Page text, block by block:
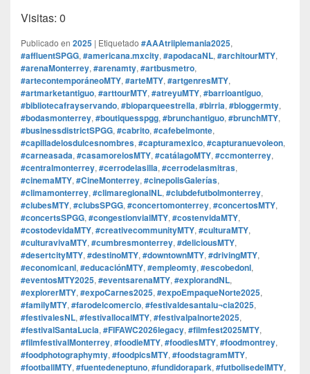
Visitas: 0
Publicado en 2025 | Etiquetado #AAAtriiplemania2025,
#affluentSPGG, #americana.mxcity, #apodacaNL, #architourMTY,
#arenaMonterrey, #arenamty, #artbusmetro,
#artecontemporáneoMTY, #arteMTY, #artgenresMTY,
#artmarketantiguo, #arttourMTY, #atreyuMTY, #barrioantiguo,
#bibliotecafrayservando, #bioparqueestrella, #birria, #bloggermty,
#bodasmonterrey, #boutiquesspgg, #brunchantiguo, #brunchMTY,
#businessdistrictSPGG, #cabrito, #cafebelmonte,
#capilladelosdulcesnombres, #capturamexico, #capturanuevoleon,
#carneasada, #casamorelosMTY, #catálagoMTY, #ccmonterrey,
#centralmonterrey, #cerrodelasilla, #cerrodelasmitras,
#cinemaMTY, #CineMonterrey, #cinepolisGalerías,
#climamonterrey, #climaregionalNL, #clubdefutbolmonterrey,
#clubesMTY, #clubsSPGG, #concertomonterrey, #concertosMTY,
#concertsSPGG, #congestionvialMTY, #costenvidaMTY,
#costodevidaMTY, #creativecommunityMTY, #culturaMTY,
#culturavivaMTY, #cumbresmonterrey, #deliciousMTY,
#desertcityMTY, #destinoMTY, #downtownMTY, #drivingMTY,
#economicanl, #educaciónMTY, #empleomty, #escobedonl,
#eventosMTY2025, #eventsarenaMTY, #explorandNL,
#explorerMTY, #expoCarnes2025, #expoEmpaqueNorte2025,
#familyMTY, #farodelcomercio, #festivaldesantalu¬cia2025,
#festivalesNL, #festivallocalMTY, #festivalpalnorte2025,
#festivalSantaLucia, #FIFAWC2026legacy, #filmfest2025MTY,
#filmfestivalMonterrey, #foodieMTY, #foodiesMTY, #foodmontrey,
#foodphotographymty, #foodpicsMTY, #foodstagramMTY,
#footballMTY, #fuentedeneptuno, #fundidorapark, #futbolisedelMTY,